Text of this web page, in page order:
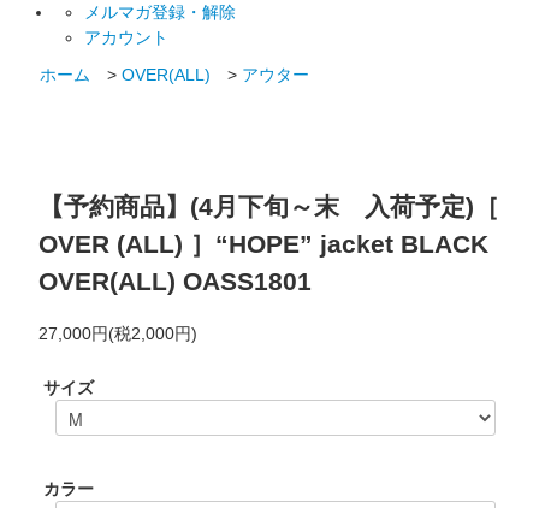
メルマガ登録・解除
アカウント
ホーム
>OVER(ALL) > アウター
【予約商品】(4月下旬～末 入荷予定)［
OVER (ALL) ］“HOPE” jacket BLACK
OVER(ALL) OASS1801
27,000円(税2,000円)
サイズ
カラー